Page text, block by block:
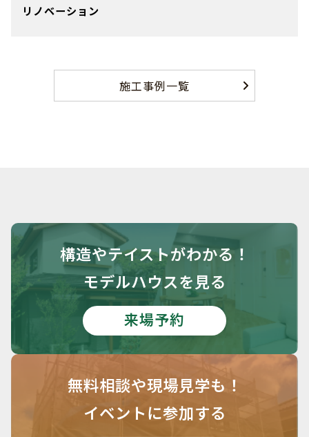
リノベーション
施工事例一覧
構造やテイストがわかる！
モデルハウスを見る
来場予約
無料相談や現場見学も！
イベントに参加する